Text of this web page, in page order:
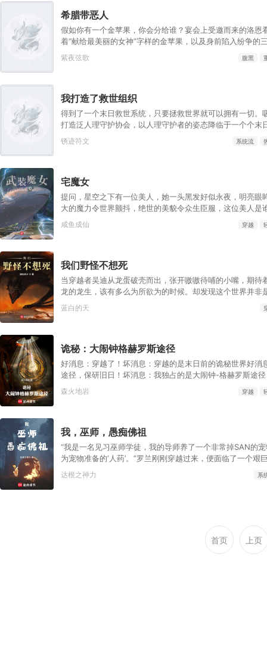
希腊带恶人
假如你有一个金苹果，你会分给谁？宴会上受邀而来的洛恩
着“献给最美丽的女神”字样的金苹果，以及身前陷入纷争的
着拿起了刀。第一步削皮，果皮分给阿芙洛狄忒。“有一说
的，作为一层皮还是能看的。”第二步切果肉，果肉分给赫
娜。“本来应该作为男神诞生继承宙斯之位，却因为宙斯的
这果种就给你吧。”阿芙洛狄忒握紧了拳头，赫拉举起了权
枪盾……洛恩见状，连忙退后一步，将人群中的不和女神厄
前。“就这还想当不和之女神？看我，一下子就让她们团结
都不如我。”“……”望着周围磨刀霍霍的希腊众神，厄里斯陷
紫夜弦歌 腹黑
我打造了救世组织
得到了一个末日救世系统，只要拯救世界就可以拥有一切。
打造泛人理守护协会，以人理守护者的姿态降临于一个个末
个世界瞻仰他的身姿，将他奉若神明。究极天灾。变异狂潮
语。......于是，一个横跨诸多世界，以守护人理为己任，于
锈迹符文 系统流
宅魔女
提问，星空之下有一位美人，她一头黑发好似永夜，明亮眼
大的魔力令世界颤抖，绝世的美貌令众生臣服，这位美人是
我，魔女之王，多萝茜哒”
咸鱼成仙 穿越
我们野怪不想死
当穿越者吴迪从龙蛋破壳而出，张开嗷嗷待哺的小嘴，期待
龙的龙生，该有多么为所欲为的时候。却发现这个世界并非
样。这个世界遍布着神选者。而所有非人类生物，在他们的
怪！不过最让吴迪诧异的是，这些神选者们，所使用的语言
旗，他将越来越多的野怪聚集到了自己的身边，他要发出了
音——我们野怪不想死！
蓝白的天
诡秘：大闹钟格赫罗斯途径
好消息：穿越了！坏消息：穿越的是末日前的诡秘世界好消
途径，保研旧日！坏消息：我独占的是大闹钟-格赫罗斯途
径）（划去）第五纪的某一天，罗杰穿越到了诡秘世界，意
格赫罗斯的非凡特性。“我明明是个谨慎的苟学家，该怎样扮
嚏声响彻星界……
森火地岩 穿越
我，巫师，愚痴佛祖
“我是一名见习巫师学徒，我的导师养了一个非常掉SAN的
为宠物准备的‘人药’。”罗兰刚刚穿越过来，便面临了一个
下去。今天是他穿越的第一天，也可能是他生命的最后一天
法，就是参悟眼前的《阿耶莱愚痴之书》，晋级低等巫师学
多了会变成精神病。作为正常人，他非常的抗拒。于是他诞
达根之神力 系
首页 上页